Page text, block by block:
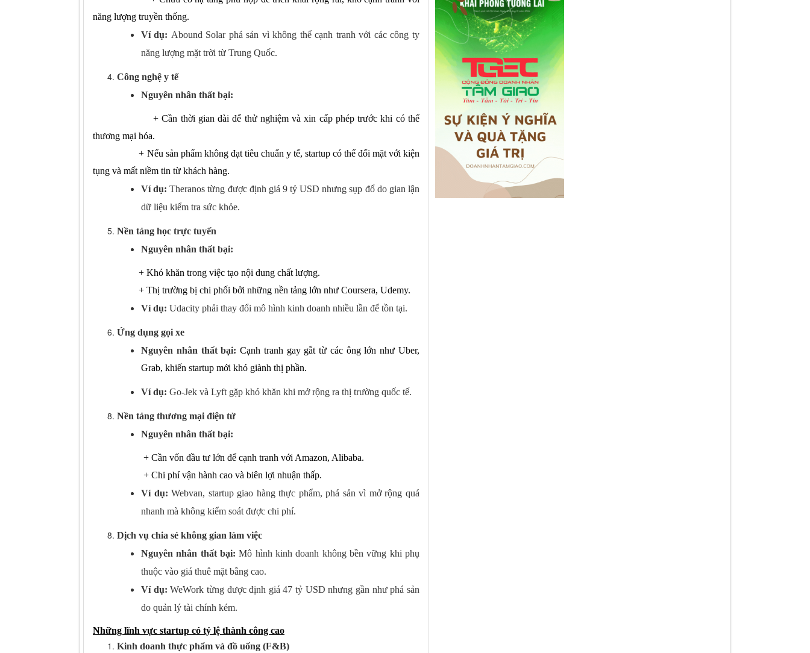
năng lượng truyền thống.
Ví dụ: Abound Solar phá sản vì không thể cạnh tranh với các công ty
năng lượng mặt trời từ Trung Quốc.
Công nghệ y tế
Nguyên nhân thất bại:
+Cần thời gian dài để thử nghiệm và xin cấp phép trước khi có thể
thương mại hóa.
+ Nếu sản phẩm không đạt tiêu chuẩn y tế, startup có thể đối mặt với kiện
tụng và mất niềm tin từ khách hàng.
Ví dụ: Theranos từng được định giá 9 tỷ USD nhưng sụp đổ do gian lận
dữ liệu kiểm tra sức khỏe.
Nền tảng học trực tuyến
Nguyên nhân thất bại:
+ Khó khăn trong việc tạo nội dung chất lượng.
+ Thị trường bị chi phối bởi những nền tảng lớn như Coursera, Udemy.
Ví dụ: Udacity phải thay đổi mô hình kinh doanh nhiều lần để tồn tại.
Ứng dụng gọi xe
Nguyên nhân thất bại: Cạnh tranh gay gắt từ các ông lớn như Uber,
Grab, khiến startup mới khó giành thị phần.
Ví dụ: Go-Jek và Lyft gặp khó khăn khi mở rộng ra thị trường quốc tế.
Nền tảng thương mại điện tử
Nguyên nhân thất bại:
+ Cần vốn đầu tư lớn để cạnh tranh với Amazon, Alibaba.
+ Chi phí vận hành cao và biên lợi nhuận thấp.
Ví dụ: Webvan, startup giao hàng thực phẩm, phá sản vì mở rộng quá
nhanh mà không kiểm soát được chi phí.
Dịch vụ chia sẻ không gian làm việc
Nguyên nhân thất bại: Mô hình kinh doanh không bền vững khi phụ
thuộc vào giá thuê mặt bằng cao.
Ví dụ: WeWork từng được định giá 47 tỷ USD nhưng gần như phá sản
do quản lý tài chính kém.
Những lĩnh vực startup có tỷ lệ thành công cao
Kinh doanh thực phẩm và đồ uống (F&B)